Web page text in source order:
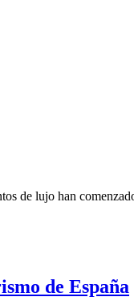
de lujo han
de España